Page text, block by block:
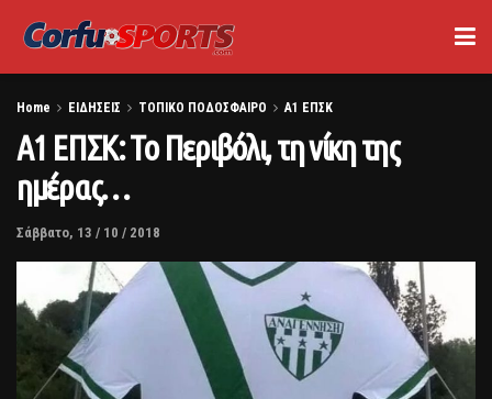
Home ΕΙΔΗΣΕΙΣ ΤΟΠΙΚΟ ΠΟΔΟΣΦΑΙΡΟ Α1 ΕΠΣΚ
Α1 ΕΠΣΚ: Το Περιβόλι, τη νίκη της
ημέρας…
Σάββατο, 13 / 10 / 2018